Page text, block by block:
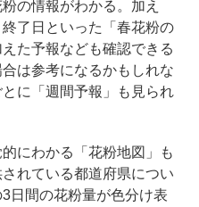
の情報がわかる。加え
了日といった「春花粉の
た予報なども確認できる
は参考になるかもしれな
に「週間予報」も見られ
にわかる「花粉地図」も
れている都道府県につい
日間の花粉量が色分け表